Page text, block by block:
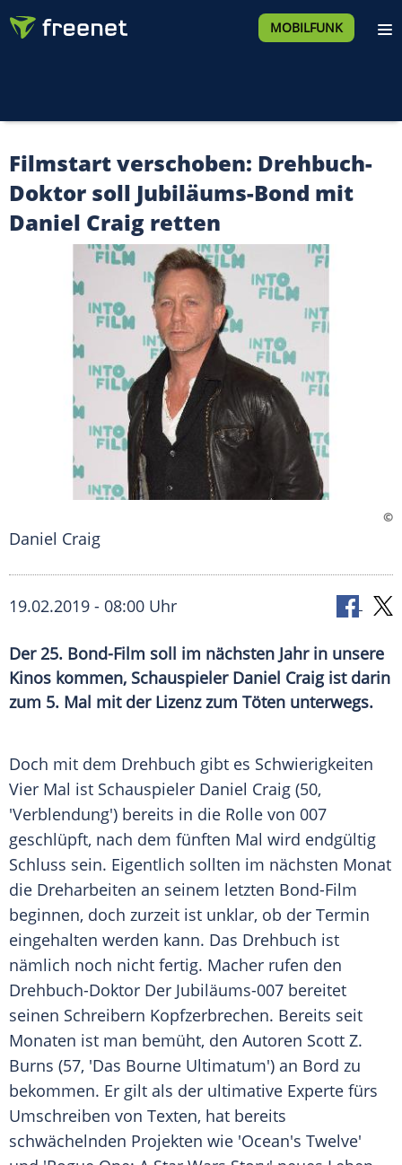
MOBILFUNK
Filmstart verschoben: Drehbuch-
Doktor soll Jubiläums-Bond mit
Daniel Craig retten
©
Daniel Craig
19.02.2019 - 08:00 Uhr
Der 25. Bond-Film soll im nächsten Jahr in unsere
Kinos kommen, Schauspieler Daniel Craig ist darin
zum 5. Mal mit der Lizenz zum Töten unterwegs.
Doch mit dem Drehbuch gibt es Schwierigkeiten
Vier Mal ist Schauspieler Daniel Craig (50,
'Verblendung') bereits in die Rolle von 007
geschlüpft, nach dem fünften Mal wird endgültig
Schluss sein. Eigentlich sollten im nächsten Monat
die Dreharbeiten an seinem letzten Bond-Film
beginnen, doch zurzeit ist unklar, ob der Termin
eingehalten werden kann. Das Drehbuch ist
nämlich noch nicht fertig. Macher rufen den
Drehbuch-Doktor Der Jubiläums-007 bereitet
seinen Schreibern Kopfzerbrechen. Bereits seit
Monaten ist man bemüht, den Autoren Scott Z.
Burns (57, 'Das Bourne Ultimatum') an Bord zu
bekommen. Er gilt als der ultimative Experte fürs
Umschreiben von Texten, hat bereits
schwächelnden Projekten wie 'Ocean's Twelve'